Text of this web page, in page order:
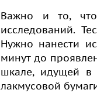
Важно и то, что
исследований.
Нужно нанести
минут до
шкале, идущей в
лакмусовой